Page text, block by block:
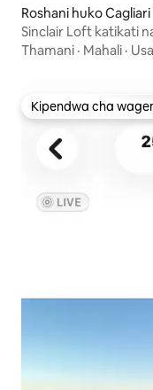
Roshani huko Cagliari
Sinclair Loft katikati
Thamani · Mahali ·
Kipendwa cha
Kipendwa cha